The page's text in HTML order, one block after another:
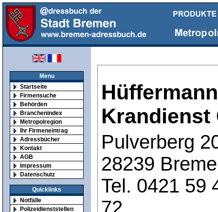
Menu
Startseite
Firmensuche
Behörden
Branchenindex
Metropolregion
Ihr Firmeneintrag
Adressbücher
Kontakt
AGB
Impressum
Datenschutz
Quicklinks
Notfälle
Polizeidienststellen
Hüffermann
Krandienst
Pulverberg
28239
Tel. 0421 59
72